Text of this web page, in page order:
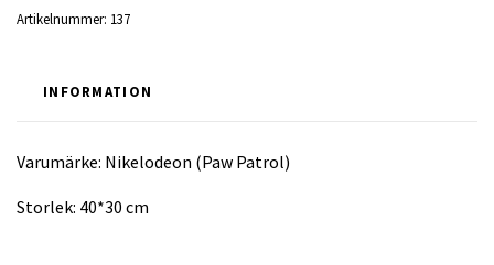
Artikelnummer: 137
INFORMATION
Varumärke: Nikelodeon (Paw Patrol)
Storlek: 40*30 cm